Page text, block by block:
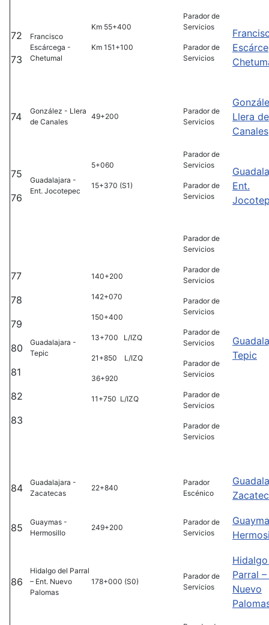
72
73
Francisco
Escárcega -
Chetumal
Km 55+400
Km 151+100
Parador de
Servicios
Parador de
Servicios
74
González - Llera
de Canales
49+200
Parador de
Servicios
Llera de
Canales
75
76
Guadalajara -
Ent. Jocotepec
5+060
15+370 (S1)
Parador de
Servicios
Parador de
Servicios
Ent.
77
78
79
80
81
82
83
Guadalajara -
Tepic
140+200
142+070
150+400
13+700 L/IZQ
21+850 L/IZQ
36+920
11+750 L/IZQ
Parador de
Servicios
Parador de
Servicios
Parador de
Servicios
Parador de
Servicios
Parador de
Servicios
Parador de
Servicios
Parador de
Servicios
Tepic
84
Guadalajara -
Zacatecas
22+840
Parador
Escénico
85
Guaymas -
Hermosillo
249+200
Parador de
Servicios
86
Hidalgo del Parral
– Ent. Nuevo
Palomas
178+000 (S0)
Parador de
Servicios
Parral
Nuevo